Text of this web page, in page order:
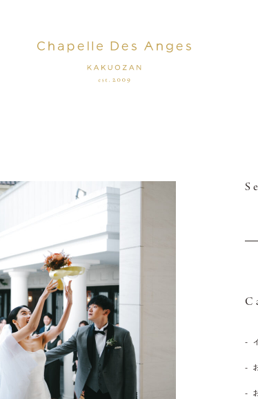
-
-
-